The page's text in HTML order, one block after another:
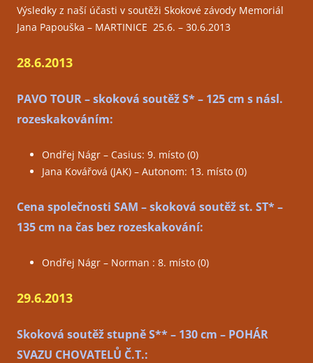
Výsledky z naší účasti v soutěži Skokové závody Memoriál
Jana Papouška – MARTINICE 25.6. – 30.6.2013
28.6.2013
PAVO TOUR – skoková soutěž S* – 125 cm s násl.
rozeskakováním:
Ondřej Nágr – Casius: 9. místo (0)
Jana Kovářová (JAK) – Autonom: 13. místo (0)
Cena společnosti SAM – skoková soutěž st. ST* –
135 cm na čas bez rozeskakování:
Ondřej Nágr – Norman : 8. místo (0)
29.6.2013
Skoková soutěž stupně S** – 130 cm – POHÁR
SVAZU CHOVATELŮ Č.T.: